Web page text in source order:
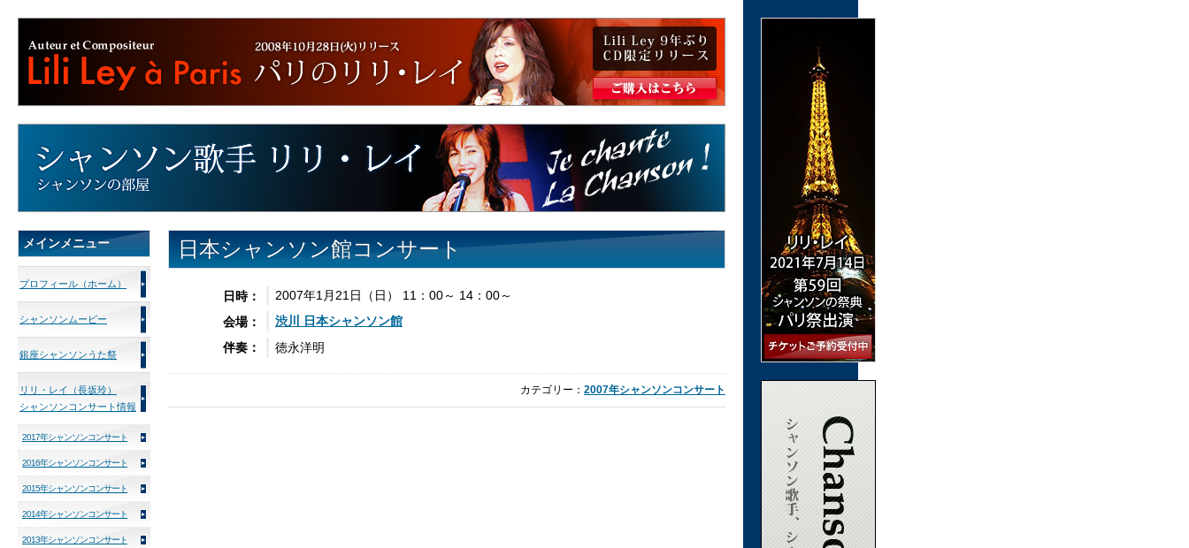
日本シャンソン館コンサート
日時：
2007年1月21日（日） 11：00～ 14：00～
会場：
渋川 日本シャンソン館
伴奏：
徳永洋明
カテゴリー： 2007年シャンソンコンサート
メインメニュー
プロフィール（ホーム）
シャンソンムービー
銀座シャンソンうた祭
リリ・レイ（長坂玲）
シャンソンコンサート情報
2017年シャンソンコンサート
2016年シャンソンコンサート
2015年シャンソンコンサート
2014年シャンソンコンサート
2013年シャンソンコンサート